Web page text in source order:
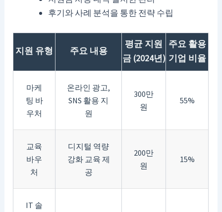
후기와 사례 분석을 통한 전략 수립
지원 유형 주요 내용
평균 지원
금 (2024년)
주요 활용
기업 비율
마케
팅 바
우처
온라인 광고,
SNS 활용 지
원
300만
원
55%
교육
바우
처
디지털 역량
강화 교육 제
공
200만
원
15%
IT 솔